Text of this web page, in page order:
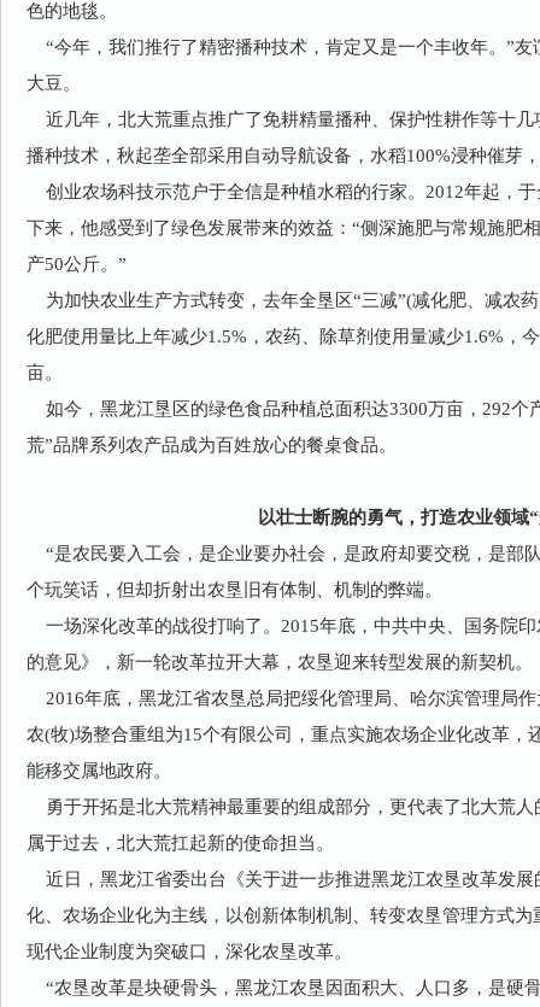
色的地毯。
“今年，我们推行了精密播种技术，肯定又是一个丰收年。”友
大豆。
近几年，北大荒重点推广了免耕精量播种、保护性耕作等十
播种技术，秋起垄全部采用自动导航设备，水稻100%浸种催芽
创业农场科技示范户于全信是种植水稻的行家。2012年起，
下来，他感受到了绿色发展带来的效益：“侧深施肥与常规施肥
产50公斤。”
为加快农业生产方式转变，去年全垦区“三减”(减化肥、减农
化肥使用量比上年减少1.5%，农药、除草剂使用量减少1.6%，
亩。
如今，黑龙江垦区的绿色食品种植总面积达3300万亩，292个
荒”品牌系列农产品成为百姓放心的餐桌食品。
以壮士断腕的勇气，打造农业领域
“是农民要入工会，是企业要办社会，是政府却要交税，是部
个玩笑话，但却折射出农垦旧有体制、机制的弊端。
一场深化改革的战役打响了。2015年底，中共中央、国务院
的意见》，新一轮改革拉开大幕，农垦迎来转型发展的新契机。
2016年底，黑龙江省农垦总局把绥化管理局、哈尔滨管理局
农(牧)场整合重组为15个有限公司，重点实施农场企业化改革，
能移交属地政府。
勇于开拓是北大荒精神最重要的组成部分，更代表了北大荒人
属于过去，北大荒扛起新的使命担当。
近日，黑龙江省委出台《关于进一步推进黑龙江农垦改革发
化、农场企业化为主线，以创新体制机制、转变农垦管理方式
现代企业制度为突破口，深化农垦改革。
“农垦改革是块硬骨头，黑龙江农垦因面积大、人口多，是硬